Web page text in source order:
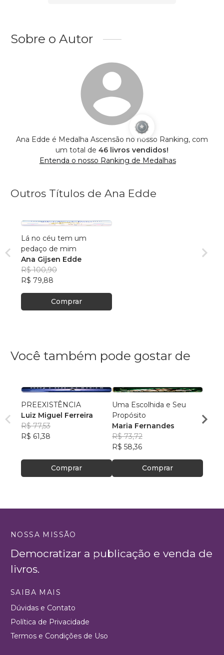
Sobre o Autor
Ana Edde é Medalha Ascensão no nosso Ranking, com
um total de 46 livros vendidos!
Entenda o nosso Ranking de Medalhas
Outros Títulos de Ana Edde
Lá no céu tem um
pedaço de mim
Ana Gijsen Edde
R$ 100,90
R$ 79,88
Comprar
Você também pode gostar de
PREEXISTÊNCIA
Luiz Miguel Ferreira
R$ 77,53
R$ 61,38
Comprar
Uma Escolhida e Seu
Propósito
Maria Fernandes
R$ 73,72
R$ 58,36
Comprar
DOR
NOSSA MISSÃO
Democratizar a publicação e venda de
livros.
SAIBA MAIS
Dúvidas e Contato
Política de Privacidade
Termos e Condições de Uso